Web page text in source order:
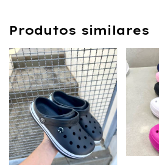
Produtos similares